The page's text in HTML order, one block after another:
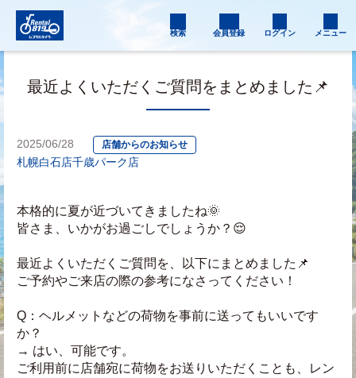
検索 会員登録 ログイン メニュー
最近よくいただくご質問をまとめました📌
2025/06/28 店舗からのお知らせ
札幌白石店千歳パーク店
本格的に夏が近づいてきましたね🌞
皆さま、いかがお過ごしでしょうか？😌
最近よくいただくご質問を、以下にまとめました📌
ご予約やご来店の際の参考になさってください！
Q：ヘルメットなどの荷物を事前に送ってもいいです
か？
→ はい、可能です。
ご利用前に店舗宛に荷物をお送りいただくことも、レン